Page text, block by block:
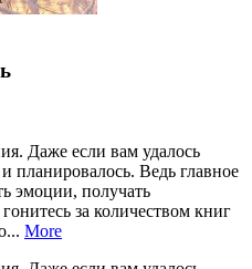
Даже если вам удалось
планировалось. Ведь главное
эмоции, получать
за количеством книг
More